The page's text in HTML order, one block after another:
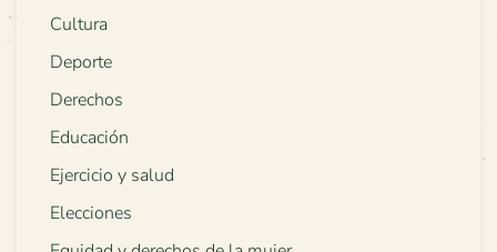
Cultura
Deporte
Derechos
Educación
Ejercicio y salud
Elecciones